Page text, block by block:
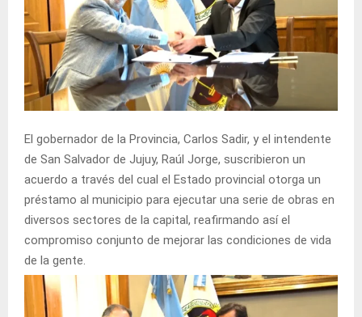
El gobernador de la Provincia, Carlos Sadir, y el intendente
de San Salvador de Jujuy, Raúl Jorge, suscribieron un
acuerdo a través del cual el Estado provincial otorga un
préstamo al municipio para ejecutar una serie de obras en
diversos sectores de la capital, reafirmando así el
compromiso conjunto de mejorar las condiciones de vida
de la gente.